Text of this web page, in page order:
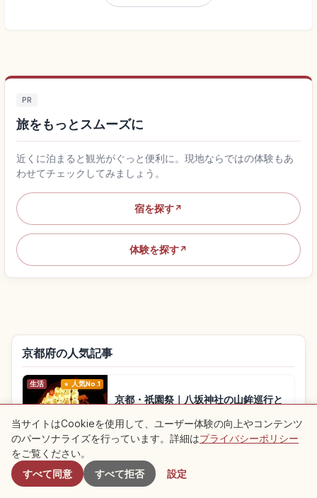
PR
旅をもっとスムーズに
近くに泊まると観光がぐっと便利に。現地ならではの体験もあ
わせてチェックしてみましょう。
宿を探す↗
体験を探す↗
京都府の人気記事
生活 人気No.1
京都・祇園祭｜八坂神社の山鉾巡行と
食 人気No.2
京都・貴船川床｜清流の上で味わう夏
の京料理ガイド
付近のスポット
旅行を知る 京都府を探索する
当サイトはCookieを使用して、ユーザー体験の向上やコンテンツ
のパーソナライズを行っています。詳細はプライバシーポリシー
をご覧ください。
すべて同意
すべて拒否 設定